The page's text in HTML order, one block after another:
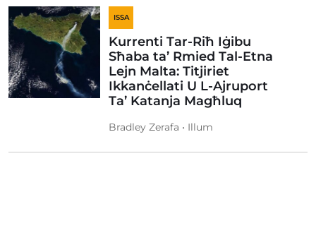
ISSA
Kurrenti Tar-Riħ Iġibu
Sħaba ta’ Rmied Tal-Etna
Lejn Malta: Titjiriet
Ikkanċellati U L-Ajruport
Ta’ Katanja Magħluq
Bradley Zerafa • Illum